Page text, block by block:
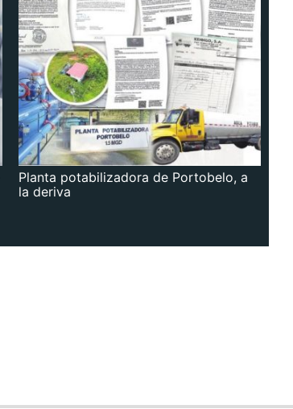
Planta potabilizadora de Portobelo, a
la deriva